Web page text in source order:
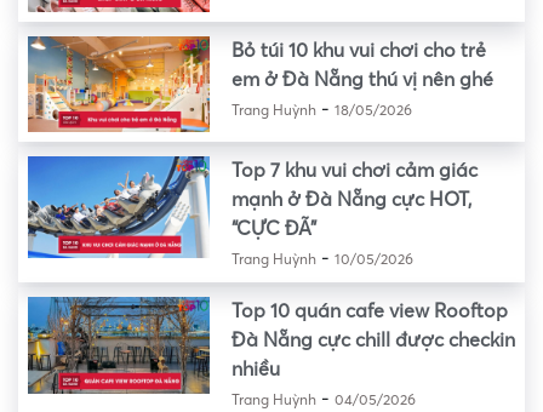
Bỏ túi 10 khu vui chơi cho trẻ
em ở Đà Nẵng thú vị nên ghé
Trang Huỳnh- 18/05/2026
Top 7 khu vui chơi cảm giác
mạnh ở Đà Nẵng cực HOT,
“CỰC ĐÃ”
Trang Huỳnh- 10/05/2026
Top 10 quán cafe view Rooftop
Đà Nẵng cực chill được checkin
nhiều
Trang Huỳnh- 04/05/2026